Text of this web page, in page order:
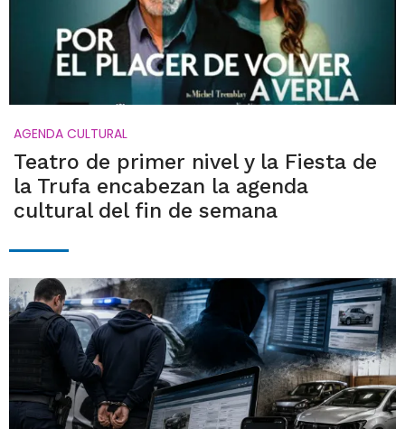
AGENDA CULTURAL
Teatro de primer nivel y la Fiesta de
la Trufa encabezan la agenda
cultural del fin de semana